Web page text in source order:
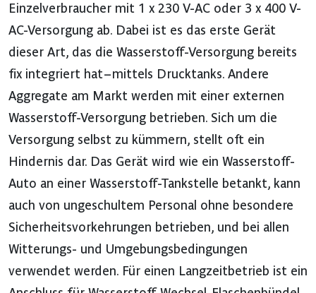
Einzelverbraucher mit 1 x 230 V-AC oder 3 x 400 V-
AC-Versorgung ab. Dabei ist es das erste Gerät
dieser Art, das die Wasserstoff-Versorgung bereits
fix integriert hat – mittels Drucktanks. Andere
Aggregate am Markt werden mit einer externen
Wasserstoff-Versorgung betrieben. Sich um die
Versorgung selbst zu kümmern, stellt oft ein
Hindernis dar. Das Gerät wird wie ein Wasserstoff-
Auto an einer Wasserstoff-Tankstelle betankt, kann
auch von ungeschultem Personal ohne besondere
Sicherheitsvorkehrungen betrieben, und bei allen
Witterungs- und Umgebungsbedingungen
verwendet werden. Für einen Langzeitbetrieb ist ein